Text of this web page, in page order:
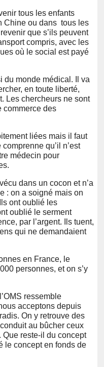
tous les enfants
Chine ou dans tous les
que s’ils peuvent
compris, avec les
où le social est payé
du monde médical. Il va
en toute liberté,
Les chercheurs ne sont
commerce des
liées mais il faut
qu’il n’est
médecin pour
dans un cocon et n’a
: on a soigné mais on
ont oublié les
oublié le serment
par l’argent. Ils tuent,
qui ne demandaient
en France, le
personnes, et on s’y
ressemble
acceptons depuis
On y retrouve des
au bûcher ceux
Que reste-il du concept
le concept en fonds de